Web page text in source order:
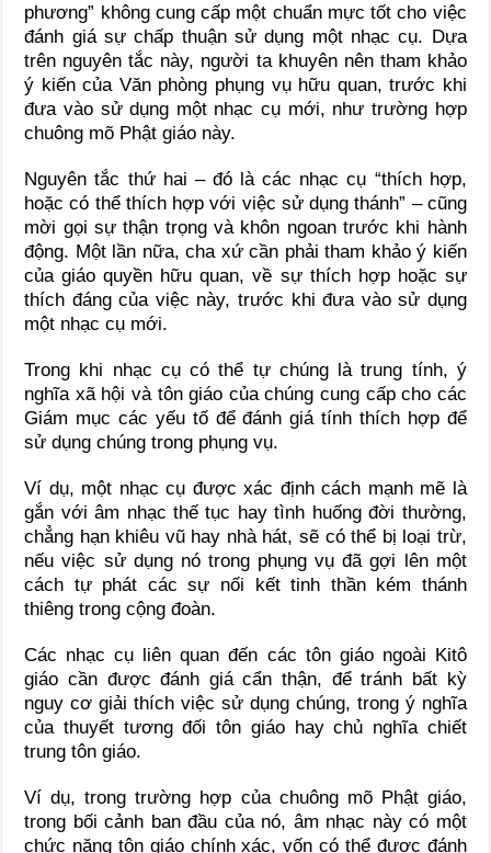
phương” không cung cấp một chuẩn mực tốt cho việc
đánh giá sự chấp thuận sử dụng một nhạc cụ. Dựa
trên nguyên tắc này, người ta khuyên nên tham khảo
ý kiến của Văn phòng phụng vụ hữu quan, trước khi
đưa vào sử dụng một nhạc cụ mới, như trường hợp
chuông mõ Phật giáo này.
Nguyên tắc thứ hai – đó là các nhạc cụ “thích hợp,
hoặc có thể thích hợp với việc sử dụng thánh” – cũng
mời gọi sự thận trọng và khôn ngoan trước khi hành
động. Một lần nữa, cha xứ cần phải tham khảo ý kiến
của giáo quyền hữu quan, về sự thích hợp hoặc sự
thích đáng của việc này, trước khi đưa vào sử dụng
một nhạc cụ mới.
Trong khi nhạc cụ có thể tự chúng là trung tính, ý
nghĩa xã hội và tôn giáo của chúng cung cấp cho các
Giám mục các yếu tố để đánh giá tính thích hợp để
sử dụng chúng trong phụng vụ.
Ví dụ, một nhạc cụ được xác định cách mạnh mẽ là
gắn với âm nhạc thế tục hay tình huống đời thường,
chẳng hạn khiêu vũ hay nhà hát, sẽ có thể bị loại trừ,
nếu việc sử dụng nó trong phụng vụ đã gợi lên một
cách tự phát các sự nối kết tinh thần kém thánh
thiêng trong cộng đoàn.
Các nhạc cụ liên quan đến các tôn giáo ngoài Kitô
giáo cần được đánh giá cẩn thận, để tránh bất kỳ
nguy cơ giải thích việc sử dụng chúng, trong ý nghĩa
của thuyết tương đối tôn giáo hay chủ nghĩa chiết
trung tôn giáo.
Ví dụ, trong trường hợp của chuông mõ Phật giáo,
trong bối cảnh ban đầu của nó, âm nhạc này có một
chức năng tôn giáo chính xác, vốn có thể được đánh